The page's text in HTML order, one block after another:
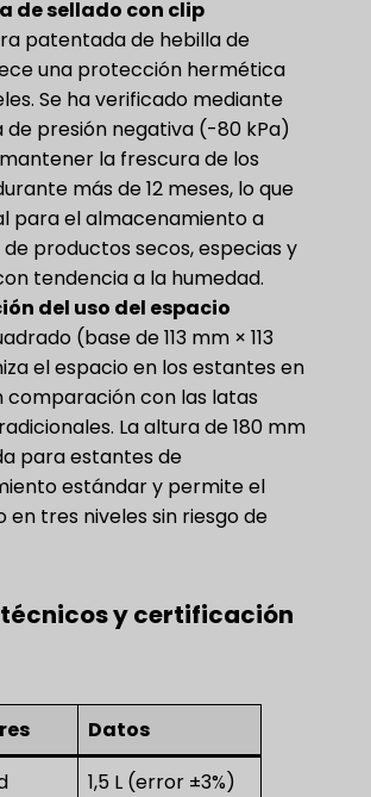
de sellado con clip
patentada de hebilla de
una protección hermética
Se ha verificado mediante
de presión negativa (-80 kPa)
la frescura de los
más de 12 meses, lo que
para el almacenamiento a
productos secos, especias y
tendencia a la humedad.
del uso del espacio
(base de 113 mm × 113
el espacio en los estantes en
comparación con las latas
La altura de 180 mm
para estantes de
estándar y permite el
en tres niveles sin riesgo de
y certificación
Datos
1,5 L (error ±3%)